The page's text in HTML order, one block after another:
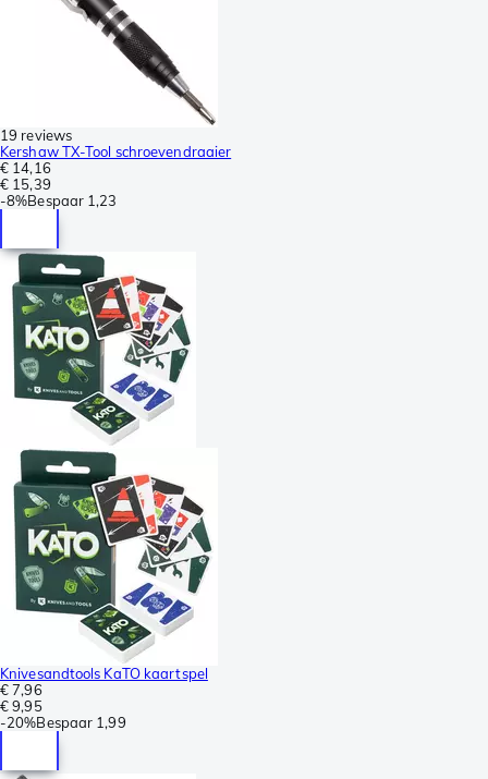
19 reviews
Kershaw TX-Tool schroevendraaier
€ 14,16
€ 15,39
-8%Bespaar 1,23
Knivesandtools KaTO kaartspel
€ 7,96
€ 9,95
-20%Bespaar 1,99